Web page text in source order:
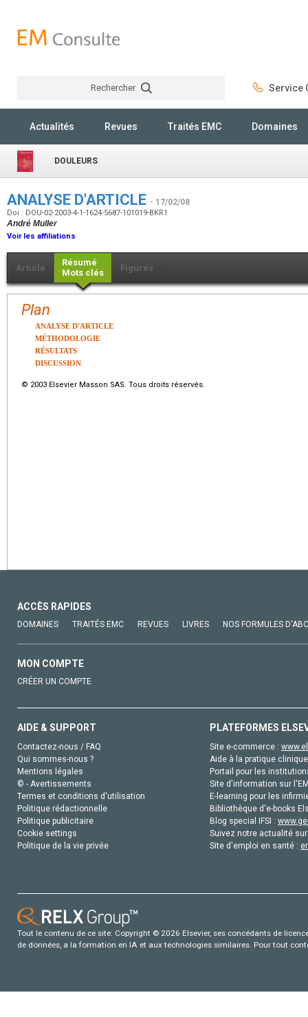
Rechercher Service
Actualités Revues Traités EMC Domaines
DOULEURS
ANALYSE D'ARTICLE - 17/02/08
Doi : DOU-02-2003-4-1-1624-5687-101019-BKR1
André Muller
Voir les affiliations
Article
Résumé
Mots clés
Figures
Plan
ANALYSE D'ARTICLE
MÉTHODOLOGIE
RÉSULTATS
DISCUSSION
© 2003 Elsevier Masson SAS. Tous droits réservés.
ACCÈS RAPIDES
DOMAINES TRAITÉS EMC REVUES LIVRES NOS FORMULES
MON COMPTE
CRÉER UN COMPTE
AIDE & SUPPORT
Contactez-nous / FAQ
Qui sommes-nous ?
Mentions légales
© - Avertissements
Termes et conditions d'utilisation
Politique rédactionnelle
Politique publicitaire
Cookie settings
Politique de la vie privée
PLATEFORMES
Site e-commerce :
Aide à la pratique
Portail pour les
Site d'information sur
E-learning pour les
Bibliothèque d'e-books
Blog special IFSI :
Suivez notre actualité
Site d'emploi en santé :
Tout le contenu de ce site: Copyright © 2026 Elsevier, ses concédants de
de données, a la formation en IA et aux technologies similaires. Pour tout